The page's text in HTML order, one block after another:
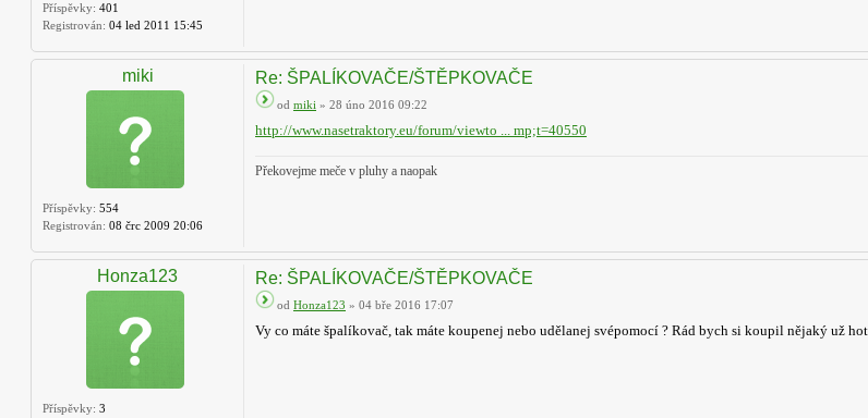
Příspěvky: 401
Registrován: 04 led 2011 15:45
miki
Příspěvky: 554
Registrován: 08 črc 2009 20:06
Re: ŠPALÍKOVAČE/ŠTĚPKOVAČE
od miki » 28 úno 2016 09:22
http://www.nasetraktory.eu/forum/viewto ... mp;t=40550
Překovejme meče v pluhy a naopak
Honza123
Příspěvky: 3
Re: ŠPALÍKOVAČE/ŠTĚPKOVAČE
od Honza123 » 04 bře 2016 17:07
Vy co máte špalíkovač, tak máte koupenej nebo udělanej svépomocí ? Rád bych si koupil nějaký už